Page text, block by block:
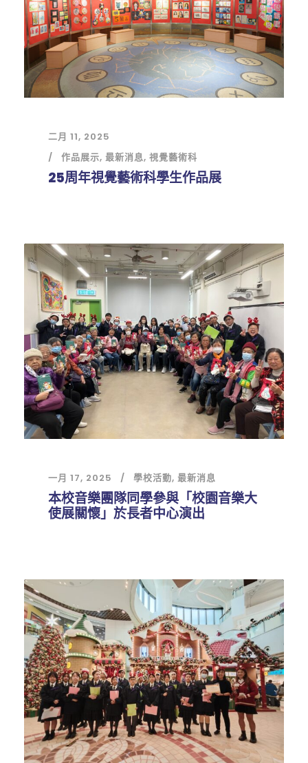
二月 11, 2025
作品展示, 最新消息, 視覺藝術科
25周年視覺藝術科學生作品展
一月 17, 2025 學校活動, 最新消息
本校音樂團隊同學參與「校園音樂大
使展關懷」於長者中心演出